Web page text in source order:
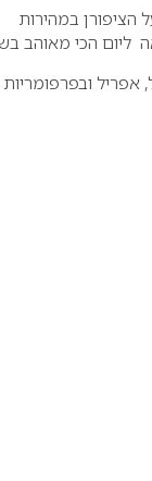
במהירות
ליום הכי מאוהב
אפריל ובפרפומריות